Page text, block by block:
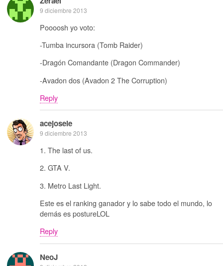
9 diciembre 2013
Poooosh yo voto:
-Tumba incursora (Tomb Raider)
-Dragón Comandante (Dragon Commander)
-Avadon dos (Avadon 2 The Corruption)
Reply
acejosele
9 diciembre 2013
1. The last of us.
2. GTA V.
3. Metro Last Light.
Este es el ranking ganador y lo sabe todo el mundo, lo
demás es postureLOL
Reply
NeoJ